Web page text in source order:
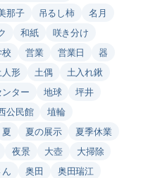
那子 吊るし柿
名月
和紙
咲き分け
営業 営業日
器
人形 土偶
土入れ鍬
ター 地球
坪井
公民館
埴輪
夏 夏の展示
夏季休業
夜景 大壺
大掃除
奥田
奥田瑞江